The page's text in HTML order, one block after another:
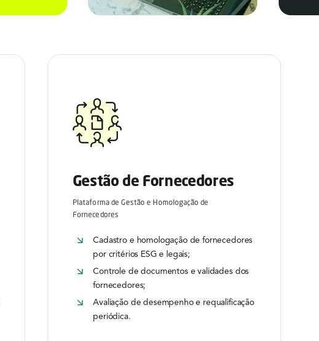
Gestão de Fornecedores
Plataforma de Gestão e Homologação de
Fornecedores
Cadastro e homologação de fornecedores
por critérios ESG e legais;
Controle de documentos e validades dos
fornecedores;
Avaliação de desempenho e requalificação
periódica.